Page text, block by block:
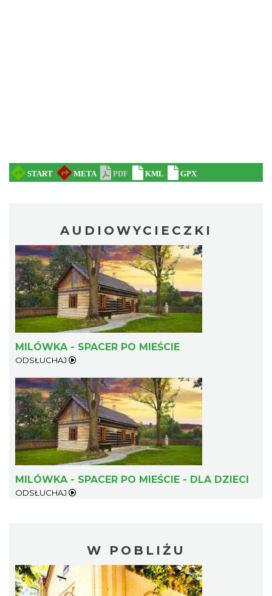
AUDIOWYCIECZKI
MILÓWKA - SPACER PO MIEŚCIE
ODSŁUCHAJ
MILÓWKA - SPACER PO MIEŚCIE - DLA DZIECI
ODSŁUCHAJ
W POBLIŻU